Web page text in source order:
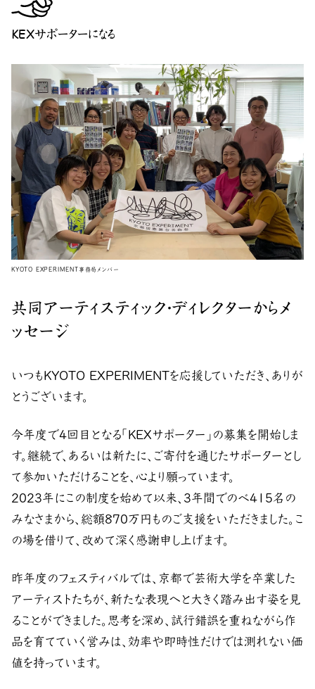
KEXサポーターになる
KYOTO EXPERIMENT事務局メンバー
共同アーティスティック・ディレクターからメ
ッセージ
いつもKYOTO EXPERIMENTを応援していただき、ありが
とうございます。
今年度で4回目となる「KEXサポーター」の募集を開始しま
す。継続で、あるいは新たに、ご寄付を通じたサポーターとし
て参加いただけることを、心より願っています。
2023年にこの制度を始めて以来、3年間でのべ415名の
みなさまから、総額870万円ものご支援をいただきました。こ
の場を借りて、改めて深く感謝申し上げます。
昨年度のフェスティバルでは、京都で芸術大学を卒業した
アーティストたちが、新たな表現へと大きく踏み出す姿を見
ることができました。思考を深め、試行錯誤を重ねながら作
品を育てていく営みは、効率や即時性だけでは測れない価
値を持っています。